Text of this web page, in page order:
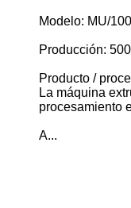
Modelo: MU/
Producción:
Producto /
La máquina
procesamiento
A...